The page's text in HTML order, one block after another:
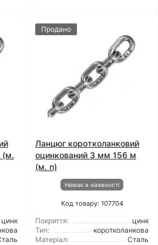
(м.
цинк
Продано
Ланцюг коротколанковий
оцинкований 3 мм 156 м
(м. п)
Немає в наявності
Код товару: 107704
Покриття:
цинк
Тип:
коротколанкова
Матеріал:
Сталь